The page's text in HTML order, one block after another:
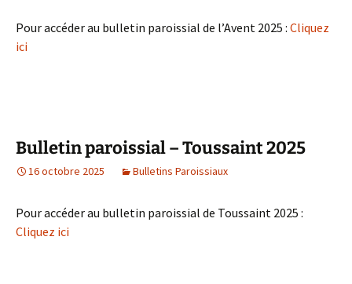
Pour accéder au bulletin paroissial de l’Avent 2025 : Cliquez
ici
Bulletin paroissial – Toussaint 2025
16 octobre 2025 Bulletins Paroissiaux
Pour accéder au bulletin paroissial de Toussaint 2025 :
Cliquez ici